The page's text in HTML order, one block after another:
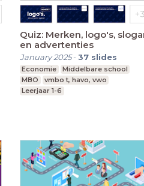
Quiz: Merken, logo's,
en advertenties
January 2025-37 slides
Economie
Middelbare school
MBO
vmbo t, havo, vwo
Leerjaar 1-6